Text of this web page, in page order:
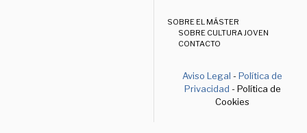
SOBRE EL MÁSTER
SOBRE CULTURA JOVEN
CONTACTO
Aviso Legal -Política de
Privacidad - Política de
Cookies